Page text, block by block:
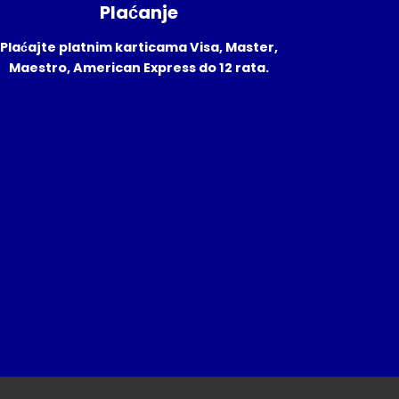
Plaćanje
Plaćajte platnim karticama Visa, Master,
Maestro, American Express do 12 rata.